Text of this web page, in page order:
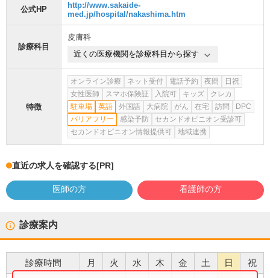
公式HP
http://www.sakaide-
med.jp/hospital/nakashima.htm
診療科目
皮膚科
近くの医療機関を診療科目から探す
特徴
オンライン診療 ネット受付 電話予約 夜間
日祝
女性医師
スマホ保険証 入院可 キッズ
クレカ
駐車場
英語 外国語 大病院 がん 在宅 訪問
DPC
バリアフリー
感染予防
セカンドオピニオン受診可
セカンドオピニオン情報提供可
地域連携
直近の求人を確認する[PR]
医師の方 看護師の方
診療案内
診療時間 月 火 水 木 金 土 日 祝